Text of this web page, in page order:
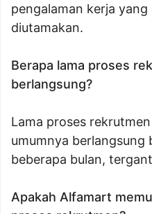
pengalaman kerja
diutamakan.
Berapa lama proses
berlangsung?
Lama proses
umumnya berlangsung
beberapa bulan,
Apakah Alfamart